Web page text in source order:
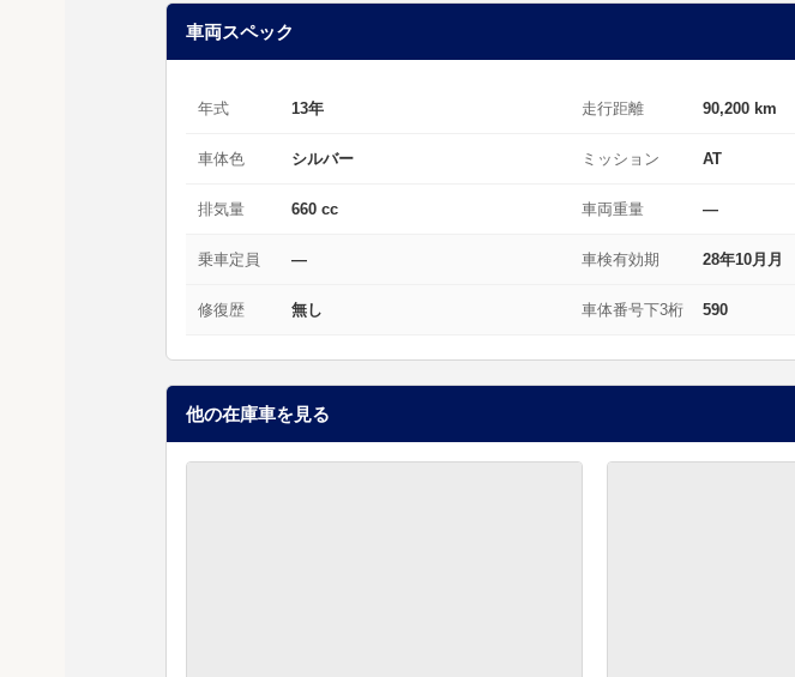
車両スペック
年式 13年 走行距離 90,200 km
車体色 シルバー ミッション AT
排気量 660 cc 車両重量 —
乗車定員 — 車検有効期 28年10月月
修復歴 無し 車体番号下3桁 590
他の在庫車を見る